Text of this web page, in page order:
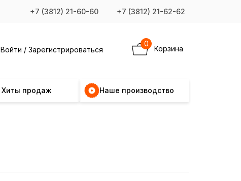
+7 (3812) 21-60-60 +7 (3812) 21-62-62
Войти / Зарегистрироваться Корзина
0
Хиты продаж Наше производство